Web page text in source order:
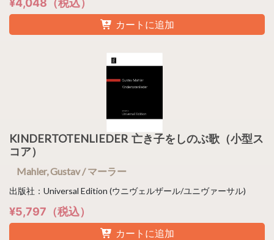
¥4,048（税込）
カートに追加
KINDERTOTENLIEDER 亡き子をしのぶ歌（小型ス
コア）
Mahler, Gustav / マーラー
出版社：Universal Edition (ウニヴェルザール/ユニヴァーサル)
¥5,797（税込）
カートに追加